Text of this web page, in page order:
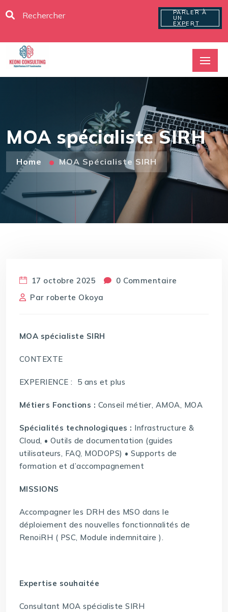
PARLER À
UN
EXPERT
MOA spécialiste SIRH
Home MOA Spécialiste SIRH
17 octobre 2025
0 Commentaire
Par roberte Okoya
MOA spécialiste SIRH
CONTEXTE
EXPERIENCE : 5 ans et plus
Métiers Fonctions : Conseil métier, AMOA, MOA
Spécialités technologiques : Infrastructure &
Cloud, • Outils de documentation (guides
utilisateurs, FAQ, MODOPS) • Supports de
formation et d’accompagnement
MISSIONS
Accompagner les DRH des MSO dans le
déploiement des nouvelles fonctionnalités de
RenoiRH ( PSC, Module indemnitaire ).
Expertise souhaitée
Consultant MOA spécialiste SIRH